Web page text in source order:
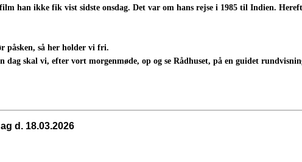
han ikke fik vist sidste onsdag. Det var om hans rejse i 1985 til Indien.
påsken, så her holder vi fri.
dag skal vi, efter vort morgenmøde, op og se Rådhuset, på en guidet
d. 18.03.2026